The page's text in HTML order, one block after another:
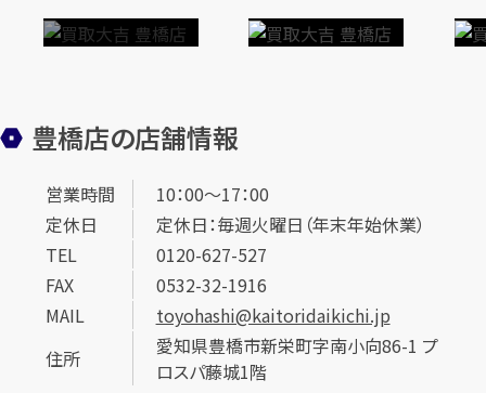
カンタン無料
豊橋店の店舗情報
営業時間
10：00～17：00
定休日
定休日：毎週火曜日（年末年始休業）
TEL
0120-627-527
FAX
0532-32-1916
MAIL
toyohashi@kaitoridaikichi.jp
住所
愛知県豊橋市新栄町字南小向86-1 プ
ロスパ藤城1階